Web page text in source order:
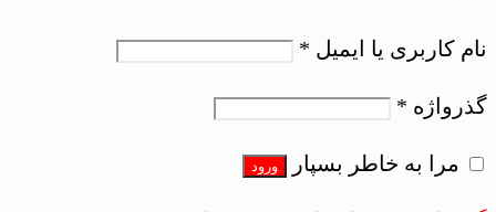
نام کاربری یا ایمیل *
گذرواژه *
مرا به خاطر بسپار ورود